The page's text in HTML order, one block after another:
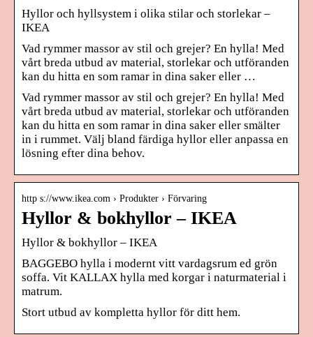
Hyllor och hyllsystem i olika stilar och storlekar –
IKEA
Vad rymmer massor av stil och grejer? En hylla! Med
vårt breda utbud av material, storlekar och utföranden
kan du hitta en som ramar in dina saker eller …
Vad rymmer massor av stil och grejer? En hylla! Med
vårt breda utbud av material, storlekar och utföranden
kan du hitta en som ramar in dina saker eller smälter
in i rummet. Välj bland färdiga hyllor eller anpassa en
lösning efter dina behov.
http s://www.ikea.com › Produkter › Förvaring
Hyllor & bokhyllor – IKEA
Hyllor & bokhyllor – IKEA
BAGGEBO hylla i modernt vitt vardagsrum ed grön
soffa. Vit KALLAX hylla med korgar i naturmaterial i
matrum.
Stort utbud av kompletta hyllor för ditt hem.